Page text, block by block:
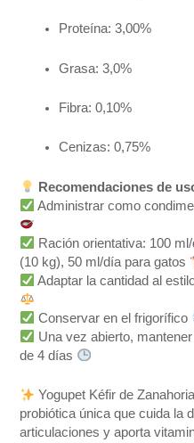
Proteína: 3,00%
Grasa: 3,0%
Fibra: 0,10%
Cenizas: 0,75%
Recomendaciones de
Administrar como
Ración orientativa: 100
(10 kg), 50 ml/día para gatos
Adaptar la cantidad al
Conservar en el frigorífico
Una vez abierto,
de 4 días
Yogupet Kéfir de
probiótica única que cuida la
articulaciones y aporta